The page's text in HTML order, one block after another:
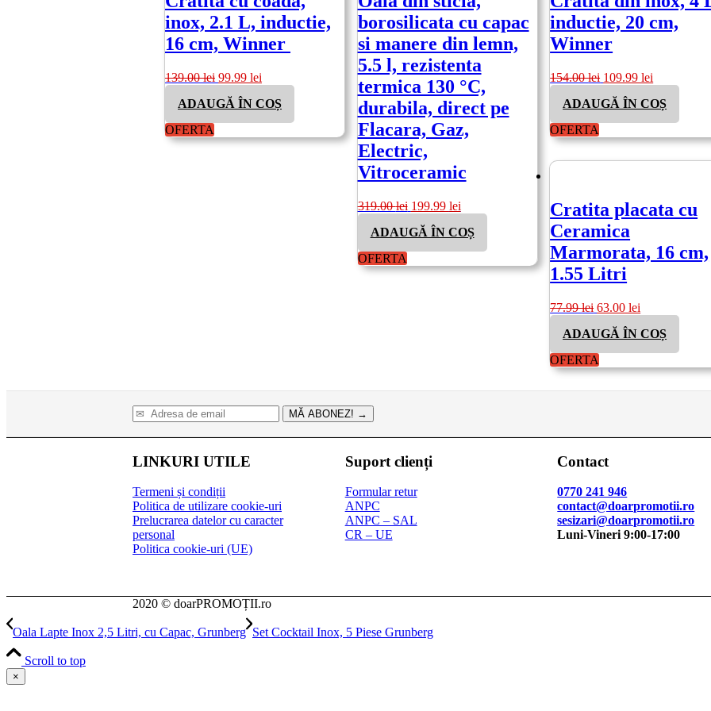
inox, 2.1 L, inductie,
16 cm, Winner
139.00lei Prețul
a
99.99 lei
este:
99.99 lei.
ADAUGĂ ÎN COȘ
OFERTA
borosilicata cu capac
si manere din lemn,
5.5 l, rezistenta
termica 130 °C,
durabila, direct pe
Flacara, Gaz,
Electric,
Vitroceramic
319.00lei Prețul
a
199.99 leiPrețul
curent
este:
199.99 lei.
ADAUGĂ ÎN COȘ
OFERTA
inductie, 20 cm,
Winner
154.00lei Prețul
a
109.99lei
curent
este:
109.99 lei.
ADAUGĂ ÎN COȘ
OFERTA
Cratita placata cu
Ceramica
Marmorata, 16 cm,
1.55 Litri
77.99lei Prețul
a
77.99 lei.
63.00lei
este:
63.00 lei.
ADAUGĂ ÎN COȘ
OFERTA
MĂ ABONEZ! →
LINKURI UTILE
Termeni și condiții
Politica de utilizare cookie-uri
Prelucrarea datelor cu caracter
personal
Politica cookie-uri (UE)
Suport clienți
Formular retur
ANPC
ANPC – SAL
CR – UE
Contact
0770 241 946
contact@doarpromotii.ro
sesizari@doarpromotii.ro
Luni-Vineri 9:00-17:00
2020 © doarPROMOȚII.ro
Oala Lapte Inox 2,5 Litri, cu Capac, Grunberg Set Cocktail Inox, 5 Piese Grunberg
Scroll to top
×